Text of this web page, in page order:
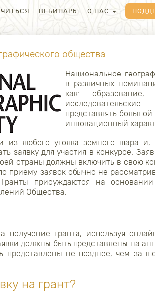
ВЕБИНАРЫ О НАС
общества
Национальное
в различных
как: образование,
представлять
инновационный
из любого уголка земного шара
заявку для участия в конкурсе.
страны должны включить в свою
приему заявок обычно не
присуждаются на
Общества.
получение гранта, используя
должны быть представлены на
представлены не позднее, чем за
на грант?